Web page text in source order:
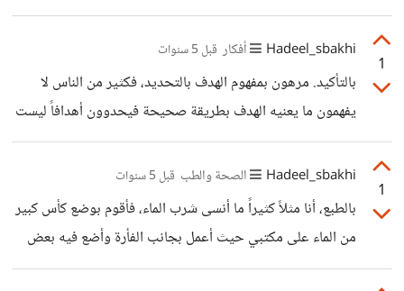
1
Hadeel_sbakhi أفكار قبل 5 سنوات
بالتأكيد. مرهون بمفهوم الهدف بالتحديد، فكثير من الناس لا
يفهمون ما يعنيه الهدف بطريقة صحيحة فيحدوون أهدافاً ليست
بالضرورة مهمة لهم أو تعنيهم أو حتى تشكل شغفاً حقيقياً لهم.
1
Hadeel_sbakhi الصحة والطب قبل 5 سنوات
بالطبع، أنا مثلاً كثيراً ما أنسى شرب الماء، فأقوم بوضع كأس كبير
من الماء على مكتبي حيث أعمل بجانب الفأرة وأضع فيه بعض
قطع الليمون والنعناع فذلك يجعلني أشعر بالانتعاش أكثر. وأقوم